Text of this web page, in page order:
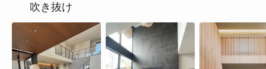
吹き抜け